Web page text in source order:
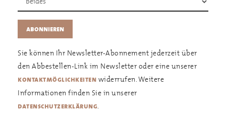
Sie können Ihr Newsletter-Abonnement jederzeit über
den Abbestellen-Link im Newsletter oder eine unserer
kontaktmöglichkeiten widerrufen. Weitere
Informationen finden Sie in unserer
datenschutzerklärung.